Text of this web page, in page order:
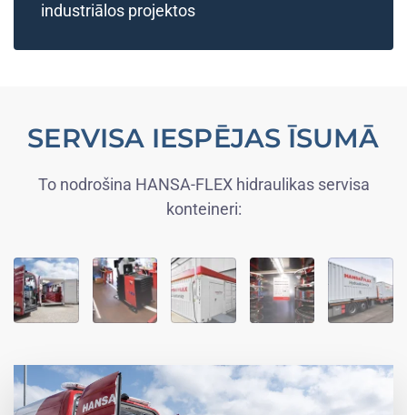
industriālos projektos
SERVISA IESPĒJAS ĪSUMĀ
To nodrošina HANSA-FLEX hidraulikas servisa
konteineri: